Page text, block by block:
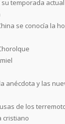
temporada actual
se conocía la
anécdota y las
de los
cristiano